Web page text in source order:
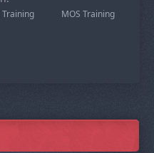
Training
MOS Training